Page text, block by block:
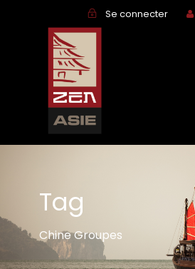
Se connecter
Tag
Chine Groupes